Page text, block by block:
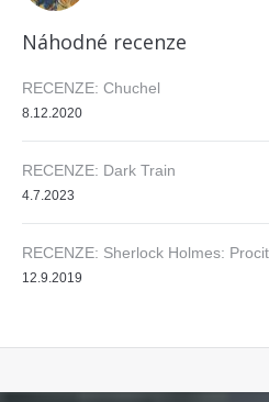
Náhodné recenze
RECENZE: Chuchel
8.12.2020
RECENZE: Dark Train
4.7.2023
RECENZE: Sherlock Holmes:
12.9.2019